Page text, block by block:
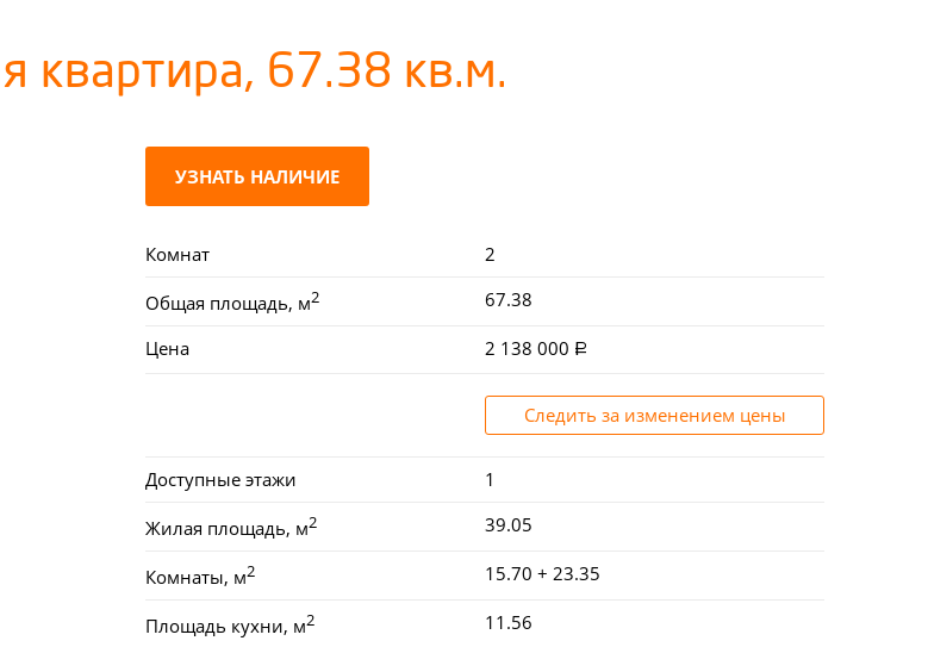
квартира, 67.38 кв.м.
УЗНАТЬ НАЛИЧИЕ
Комнат 2
Общая площадь, м2 67.38
Цена 2 138 000
Следить за изменением цены
Доступные этажи 1
Жилая площадь, м2 39.05
Комнаты, м2 15.70 + 23.35
Площадь кухни, м2 11.56